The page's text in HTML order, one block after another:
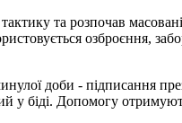
та розпочав
озброєння,
доби - підписання
біді. Допомогу